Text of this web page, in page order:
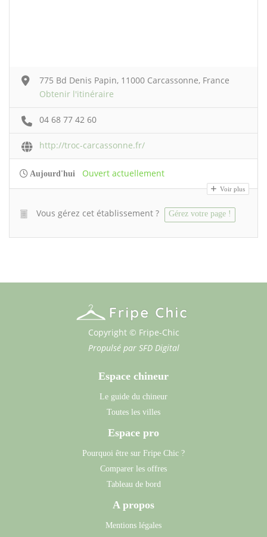
775 Bd Denis Papin, 11000 Carcassonne, France
Obtenir l'itinéraire
04 68 77 42 60
http://troc-carcassonne.fr/
Aujourd'hui Ouvert actuellement
Voir plus
Vous gérez cet établissement ? Gérez votre page !
Copyright © Fripe-Chic
Propulsé par SFD Digital
Espace chineur
Le guide du chineur
Toutes les villes
Espace pro
Pourquoi être sur Fripe Chic ?
Comparer les offres
Tableau de bord
A propos
Mentions légales